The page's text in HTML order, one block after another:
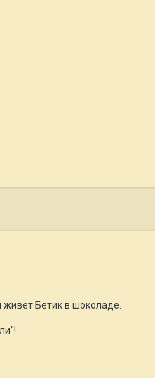
Бетик в шоколаде.